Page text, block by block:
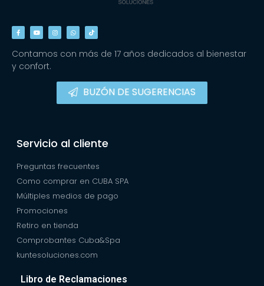
Contamos con más de 17 años dedicados al bienestar
y confort.
BUZÓN DE SUGERENCIAS
Servicio al cliente
Preguntas frecuentes
Como comprar en CUBA SPA
Múltiples medios de pago
Promociones
Retiro en tienda
Comprobantes Cuba&Spa
kuntesoluciones.com
Libro de Reclamaciones